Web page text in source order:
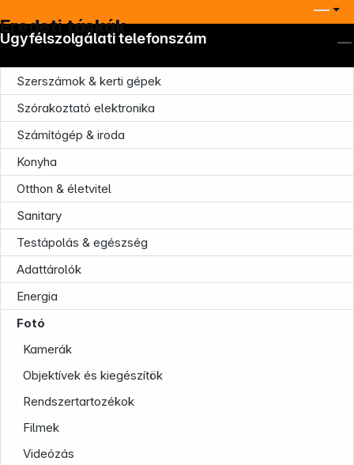
Eredeti táskák
Szerszámok & kerti gépek
Szórakoztató elektronika
Számítógép & iroda
Konyha
Otthon & életvitel
Sanitary
Testápolás & egészség
Adattárolók
Energia
Fotó
Kamerák
Objektívek és kiegészítök
Rendszertartozékok
Filmek
Videózás
Ügyfélszolgálati telefonszám